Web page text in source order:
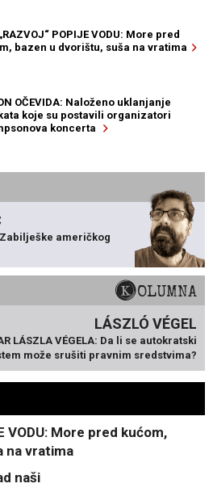
POPIJE VODU: More pred
bazen u dvorištu, suša na vratima
OČEVIDA: Naloženo uklanjanje
koje su postavili organizatori
koncerta
Zabilješke američkog
KOLUMNA
LÁSZLÓ VÉGEL
LÁSZLA VÉGELA: Da li se autokratski
može srušiti pravnim sredstvima?
VODU: More pred kućom,
na vratima
naši